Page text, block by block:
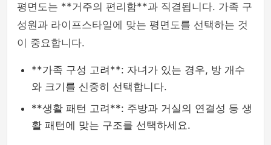
평면도는 **거주의 편리함**과 직결됩니다. 가족 구
성원과 라이프스타일에 맞는 평면도를 선택하는 것
이 중요합니다.
**가족 구성 고려**: 자녀가 있는 경우, 방 개수
와 크기를 신중히 선택합니다.
**생활 패턴 고려**: 주방과 거실의 연결성 등 생
활 패턴에 맞는 구조를 선택하세요.